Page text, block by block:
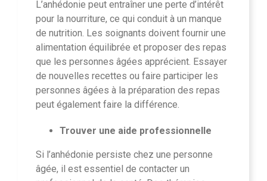
L’anhédonie peut entraîner une perte d’intérêt
pour la nourriture, ce qui conduit à un manque
de nutrition. Les soignants doivent fournir une
alimentation équilibrée et proposer des repas
que les personnes âgées apprécient. Essayer
de nouvelles recettes ou faire participer les
personnes âgées à la préparation des repas
peut également faire la différence.
Trouver une aide professionnelle
Si l’anhédonie persiste chez une personne
âgée, il est essentiel de contacter un